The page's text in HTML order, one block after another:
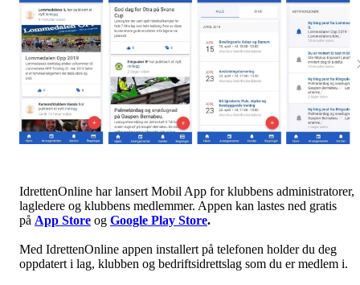
IdrettenOnline har lansert Mobil App for klubbens administratorer,
lagledere og klubbens medlemmer. Appen kan lastes ned gratis
på App Store og Google Play Store.
Med IdrettenOnline appen installert på telefonen holder du deg
oppdatert i lag, klubben og bedriftsidrettslag som du er medlem i.